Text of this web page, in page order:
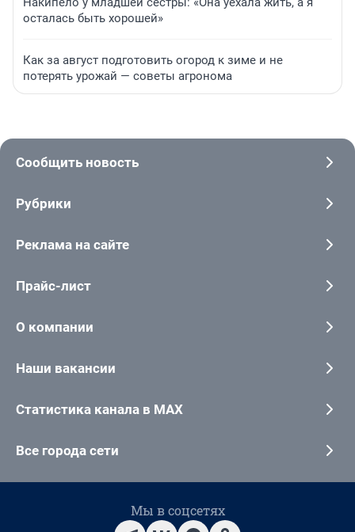
осталась быть хорошей»
Как за август подготовить огород к зиме и не
потерять урожай — советы агронома
Сообщить новость
Рубрики
Реклама на сайте
Прайс-лист
О компании
Наши вакансии
Статистика канала в MAX
Все города сети
Мы в соцсетях